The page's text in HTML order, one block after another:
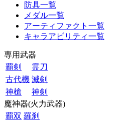
防具一覧
メダル一覧
アーティファクト一覧
キャラアビリティ一覧
専用武器
覇剣
霊刀
古代機 滅剣
神槍
神剣
魔神器(火力武器)
覇双 羅刹